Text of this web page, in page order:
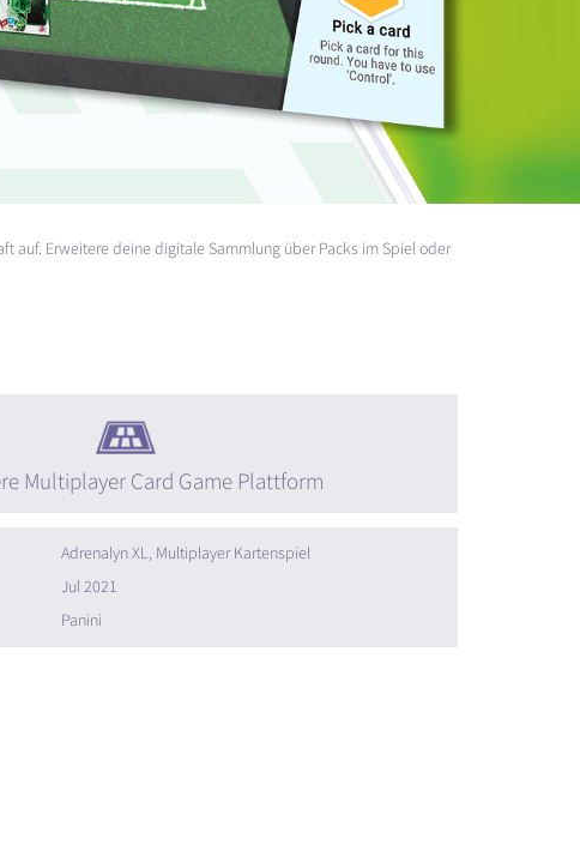
auf. Erweitere deine digitale Sammlung über Packs im Spiel oder
Multiplayer Card Game Plattform
Adrenalyn XL, Multiplayer Kartenspiel
Jul 2021
Panini